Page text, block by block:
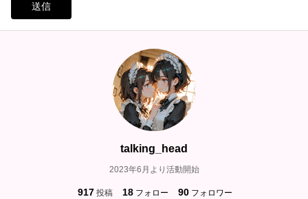
送信
talking_head
2023年6月より活動開始
917 投稿 18 フォロー 90 フォロワー